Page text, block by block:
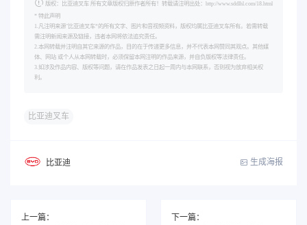
版权：比亚迪叉车 所有文章版权归原作者所有！转载请注明出处：http://www.sddlhl.com/18.html
* 特此声明
1.凡注明来源"比亚迪叉车”的所有文字、图片和音视频资料，版权均属比亚迪叉车所有。若需转载
需注明新闻来源及链接，违者本网将依法追究责任。
2.本网转载并注明自其它来源的作品，目的在于传递更多信息，并不代表本网赞同其观点。其他媒
体、网站 或个人从本网转载时，必须保留本网注明的作品来源，并自负版权等法律责任。
3.如涉及作品内容、版权等问题，请在作品发表之日起一周内与本网联系，否则视为放弃相关权
利。
比亚迪叉车
比亚迪 生成海报
上一篇：
下一篇：